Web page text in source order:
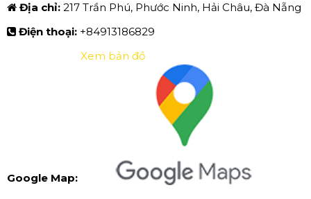
Địa chỉ: 217 Trần Phú, Phước Ninh, Hải Châu, Đà Nẵng
Điện thoại: +84913186829
Google Map:
Xem bản đồ